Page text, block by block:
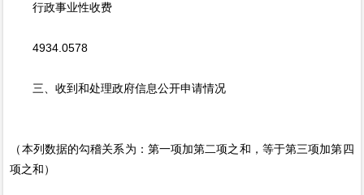
行政事业性收费
4934.0578
三、收到和处理政府信息公开申请情况
（本列数据的勾稽关系为：第一项加第二项之和，等于第三项加第四
项之和）